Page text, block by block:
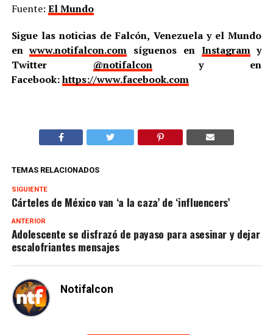
Fuente: El Mundo
Sigue las noticias de Falcón, Venezuela y el Mundo
enwww.notifalcon.com síguenos en Instagramy
Twitter @notifalcony en
Facebook:https://www.facebook.com
TEMAS RELACIONADOS
SIGUIENTE
Cárteles de México van ‘a la caza’ de ‘influencers’
ANTERIOR
Adolescente se disfrazó de payaso para asesinar y dejar
escalofriantes mensajes
Notifalcon